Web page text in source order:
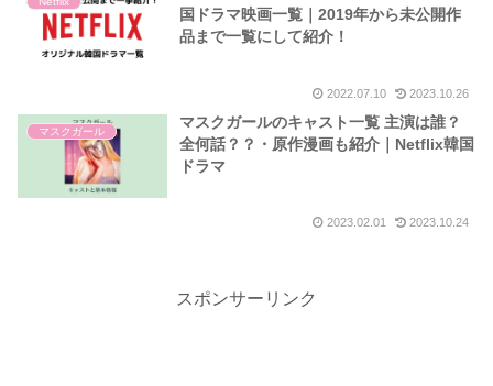
国ドラマ映画一覧｜2019年から未公開作
品まで一覧にして紹介！
2022.07.10 2023.10.26
マスクガール
マスクガールのキャスト一覧 主演は誰？
全何話？？・原作漫画も紹介｜Netflix韓国
ドラマ
2023.02.01 2023.10.24
スポンサーリンク